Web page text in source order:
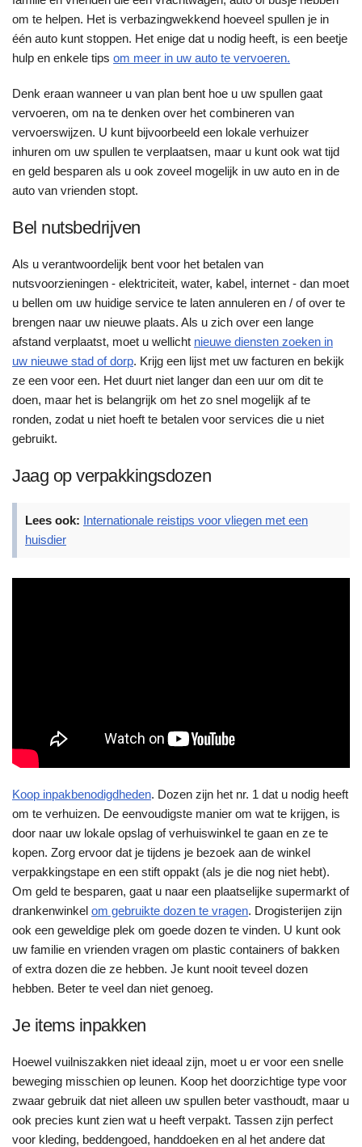
om te helpen. Het is verbazingwekkend hoeveel spullen je in
één auto kunt stoppen. Het enige dat u nodig heeft, is een beetje
hulp en enkele tips om meer in uw auto te vervoeren.
Denk eraan wanneer u van plan bent hoe u uw spullen gaat
vervoeren, om na te denken over het combineren van
vervoerswijzen. U kunt bijvoorbeeld een lokale verhuizer
inhuren om uw spullen te verplaatsen, maar u kunt ook wat tijd
en geld besparen als u ook zoveel mogelijk in uw auto en in de
auto van vrienden stopt.
Bel nutsbedrijven
Als u verantwoordelijk bent voor het betalen van
nutsvoorzieningen - elektriciteit, water, kabel, internet - dan moet
u bellen om uw huidige service te laten annuleren en / of over te
brengen naar uw nieuwe plaats. Als u zich over een lange
afstand verplaatst, moet u wellicht nieuwe diensten zoeken in
uw nieuwe stad of dorp. Krijg een lijst met uw facturen en bekijk
ze een voor een. Het duurt niet langer dan een uur om dit te
doen, maar het is belangrijk om het zo snel mogelijk af te
ronden, zodat u niet hoeft te betalen voor services die u niet
gebruikt.
Jaag op verpakkingsdozen
Lees ook: Internationale reistips voor vliegen met een
huisdier
Koop inpakbenodigdheden. Dozen zijn het nr. 1 dat u nodig heeft
om te verhuizen. De eenvoudigste manier om wat te krijgen, is
door naar uw lokale opslag of verhuiswinkel te gaan en ze te
kopen. Zorg ervoor dat je tijdens je bezoek aan de winkel
verpakkingstape en een stift oppakt (als je die nog niet hebt).
Om geld te besparen, gaat u naar een plaatselijke supermarkt of
drankenwinkel om gebruikte dozen te vragen. Drogisterijen zijn
ook een geweldige plek om goede dozen te vinden. U kunt ook
uw familie en vrienden vragen om plastic containers of bakken
of extra dozen die ze hebben. Je kunt nooit teveel dozen
hebben. Beter te veel dan niet genoeg.
Je items inpakken
Hoewel vuilniszakken niet ideaal zijn, moet u er voor een snelle
beweging misschien op leunen. Koop het doorzichtige type voor
zwaar gebruik dat niet alleen uw spullen beter vasthoudt, maar u
ook precies kunt zien wat u heeft verpakt. Tassen zijn perfect
voor kleding, beddengoed, handdoeken en al het andere dat